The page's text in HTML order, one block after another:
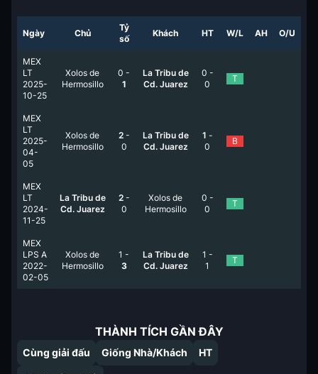
Ngày Chủ
Tỷ
số
Khách HT W/L AH O/U
MEX
LT
2025-
10-25
Xolos de
Hermosillo
0 -
1
La Tribu de
Cd. Juarez
0 -
0
T
MEX
LT
2025-
04-
05
Xolos de
Hermosillo
2-
0
La Tribu de
Cd. Juarez
1 -
0
B
MEX
LT
2024-
11-25
La Tribu de
Cd. Juarez
2-
0
Xolos de
Hermosillo
0 -
0
T
MEX
LPS A
2022-
02-05
Xolos de
Hermosillo
1 -
3
La Tribu de
Cd. Juarez
1 -
1
T
THÀNH TÍCH GẦN ĐÂY
Cùng giải đấu Giống Nhà/Khách HT